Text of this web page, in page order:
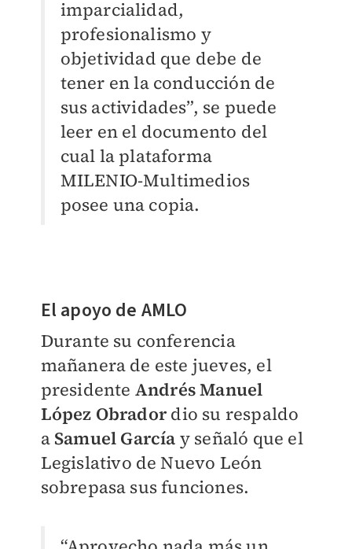
imparcialidad,
profesionalismo y
objetividad que debe de
tener en la conducción de
sus actividades”, se puede
leer en el documento del
cual la plataforma
MILENIO-Multimedios
posee una copia.
El apoyo de AMLO
Durante su conferencia
mañanera de este jueves, el
presidente Andrés Manuel
López Obradordio su respaldo
a Samuel García y señaló que el
Legislativo de Nuevo León
sobrepasa sus funciones.